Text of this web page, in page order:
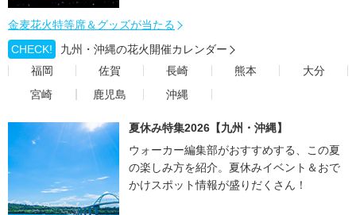
金麦花火特等席＆グッズが当たる
CHECK!
九州・沖縄の花火開催カレンダー
福岡
佐賀 長崎 熊本
大分
宮崎
鹿児島 沖縄
夏休み特集2026【九州・沖縄】
ウォーカー編集部がおすすめする、この夏
の楽しみ方を紹介。夏休みイベント＆おで
かけスポット情報が盛りだくさん！